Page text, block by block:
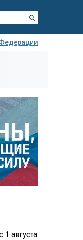
1 августа